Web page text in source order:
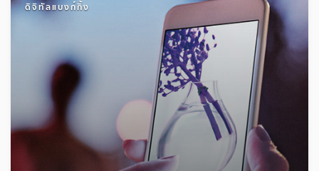
ดิจิทัลแบงก์กิ้ง